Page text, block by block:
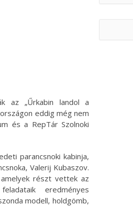
az „Űrkabin landol a
eddig még nem
és a RepTár Szolnoki
parancsnoki kabinja,
Valerij Kubaszov.
részt vettek az
eredményes
modell, holdgömb,